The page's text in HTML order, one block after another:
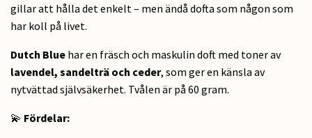
gillar att hålla det enkelt – men ändå dofta som någon som
har koll på livet.
Dutch Blue har en fräsch och maskulin doft med toner av
lavendel, sandelträ och ceder, som ger en känsla av
nytvättad självsäkerhet. Tvålen är på 60 gram.
💫 Fördelar: